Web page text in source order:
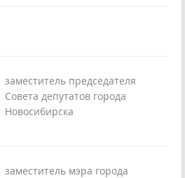
заместитель председателя
Совета депутатов города
Новосибирска
заместитель мэра города